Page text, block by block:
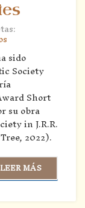
sido
Society
Short
su obra
in J.R.R.
2022).
LEER MÁS